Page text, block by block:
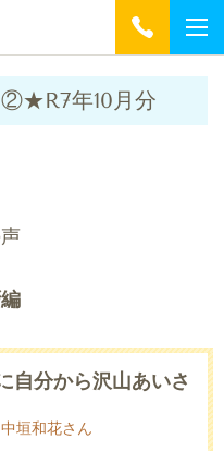
年10月分
自分から沢山あいさ
垣和花さん